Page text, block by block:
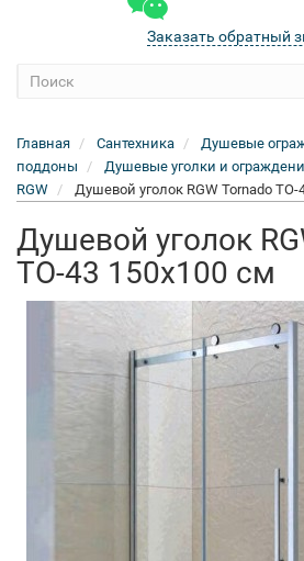
Заказать обратный
Главная Сантехника
Душевые
поддоны
Душевые уголки и
RGW
Душевой уголок RGW Tornado TO-
Душевой уголок
TO-43 150x100 см